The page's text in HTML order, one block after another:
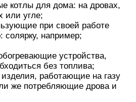
котлы для дома: на дровах,
или угле;
при своей работе
солярку, например;
устройства,
без топлива;
работающие на газу
же потребляющие дрова и